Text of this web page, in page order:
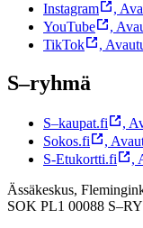
Instagram
,
YouTube
,
TikTok
,
S–ryhmä
S–kaupat.fi ,
Sokos.fi
,
S-Etukortti.fi
,
Ässäkeskus,
SOK PL1 00088